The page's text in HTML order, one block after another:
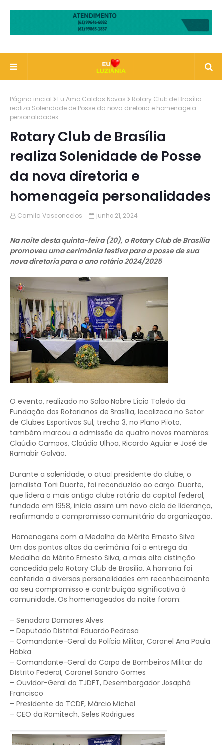
Página inicial Eu Amo Caldas Novas
Rotary Club de Brasília
realiza Solenidade de Posse da nova diretoria e homenageia
personalidades
Rotary Club de Brasília
realiza Solenidade de Posse
da nova diretoria e
homenageia personalidades
Camila Vasconcelos junho 21, 2024
Na noite desta quinta-feira (20), o Rotary Club de Brasília
promoveu uma cerimônia festiva para a posse de sua
nova diretoria para o ano rotário 2024/2025
O evento, realizado no Salão Nobre Lício Toledo da
Fundação dos Rotarianos de Brasília, localizada no Setor
de Clubes Esportivos Sul, trecho 3, no Plano Piloto,
também marcou a admissão de quatro novos membros:
Claúdio Campos, Claúdio Ulhoa, Ricardo Aguiar e José de
Ramabir Galvão.
Durante a solenidade, o atual presidente do clube, o
jornalista Toni Duarte, foi reconduzido ao cargo. Duarte,
que lidera o mais antigo clube rotário da capital federal,
fundado em 1958, inicia assim um novo ciclo de liderança,
reafirmando o compromisso comunitário da organização.
Homenagens com a Medalha do Mérito Ernesto Silva
Um dos pontos altos da cerimônia foi a entrega da
Medalha do Mérito Ernesto Silva, a mais alta distinção
concedida pelo Rotary Club de Brasília. A honraria foi
conferida a diversas personalidades em reconhecimento
ao seu compromisso e contribuição significativa à
comunidade. Os homenageados da noite foram:
– Senadora Damares Alves
– Deputado Distrital Eduardo Pedrosa
– Comandante-Geral da Polícia Militar, Coronel Ana Paula
Habka
– Comandante-Geral do Corpo de Bombeiros Militar do
Distrito Federal, Coronel Sandro Gomes
– Ouvidor-Geral do TJDFT, Desembargador Josaphá
Francisco
– Presidente do TCDF, Márcio Michel
– CEO da Romitech, Seles Rodrigues